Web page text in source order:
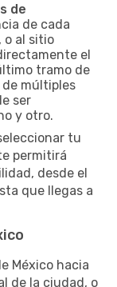
de
de cada
o al sitio
el
tramo de
múltiples
ser
y otro.
tu
permitirá
desde el
que llegas a
México hacia
de la ciudad, o